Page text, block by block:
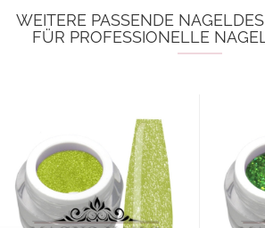
WEITERE PASSENDE
FÜR PROFESSIONELLE